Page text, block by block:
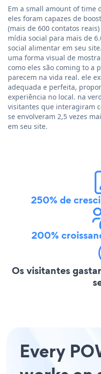
Em a small amount of time
eles foram capazes de
(mais de 600 contatos
mídia social para mais de
social alimentar em seu
uma forma visual de
como eles são coming to a
parecem na vida real. ele
adequada e perfeita,
experiência no local. na
visitantes que interagiram
se envolveram 2,5 vezes
em seu site.
250% de
200%
Os visitantes
Every